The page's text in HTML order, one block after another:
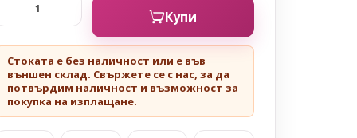
Купи
Стоката е без наличност или е във
външен склад. Свържете се с нас, за да
потвърдим наличност и възможност за
покупка на изплащане.